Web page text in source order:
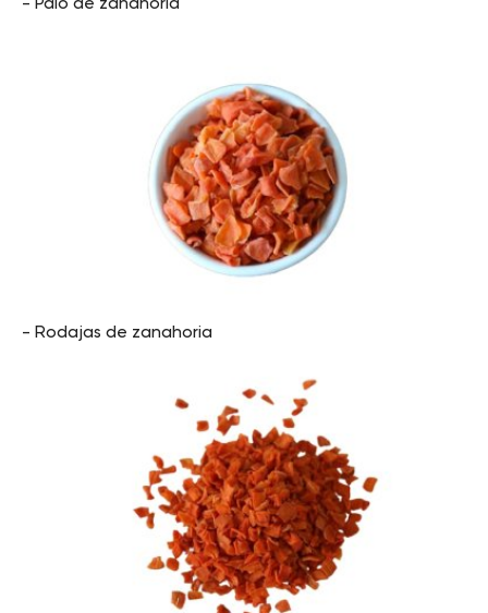
- Rodajas de zanahoria